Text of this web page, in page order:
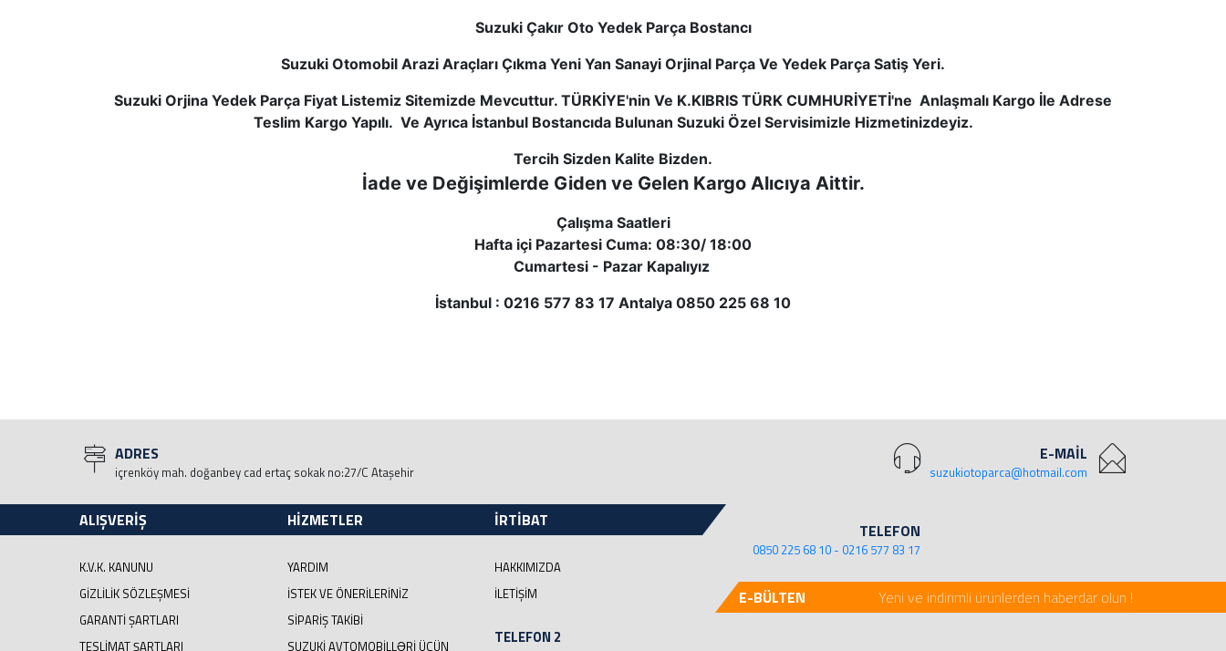
Suzuki Çakır Oto Yedek Parça Bostancı
Suzuki Otomobil Arazi Araçları Çıkma Yeni Yan Sanayi Orjinal Parça Ve Yedek Parça Satiş Yeri.
Suzuki Orjina Yedek Parça Fiyat Listemiz Sitemizde Mevcuttur. TÜRKİYE'nin Ve K.KIBRIS TÜRK CUMHURİYETİ'ne Anlaşmalı Kargo İle Adrese
Teslim Kargo Yapılı. Ve Ayrıca İstanbul Bostancıda Bulunan Suzuki Özel Servisimizle Hizmetinizdeyiz.
Tercih Sizden Kalite Bizden.
İade ve Değişimlerde Giden ve Gelen Kargo Alıcıya Aittir.
Çalışma Saatleri
Hafta içi Pazartesi Cuma: 08:30/ 18:00
Cumartesi - Pazar Kapalıyız
İstanbul : 0216 577 83 17 Antalya 0850 225 68 10
ADRES
içrenköy mah. doğanbey cad ertaç sokak no:27/C Ataşehir
ALIŞVERİŞ
K.V.K. KANUNU
GIZLILIK SÖZLEŞMESI
GARANTI ŞARTLARI
TESLIMAT ŞARTLARI
HİZMETLER
YARDIM
İSTEK VE ÖNERILERINIZ
SIPARIŞ TAKIBI
SUZUKI AVTOMOBILLƏRI ÜÇÜN
İRTİBAT
HAKKIMIZDA
İLETIŞIM
TELEFON 2
E-MAİL
suzukiotoparca@hotmail.com
TELEFON
0850 225 68 10 - 0216 577 83 17
E-BÜLTEN Yeni ve indirimli ürünlerden haberdar olun !